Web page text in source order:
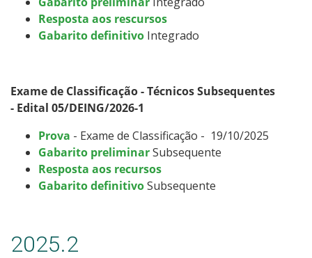
Estatísticas dos Processos Seletivos
Resposta aos rescursos
Gabarito definitivo Integrado
Exame de Classificação - Técnicos Subsequentes
- Edital 05/DEING/2026-1
Prova - Exame de Classificação - 19/10/2025
Gabarito preliminarSubsequente
Resposta aos recursos
Gabarito definitivoSubsequente
2025.2